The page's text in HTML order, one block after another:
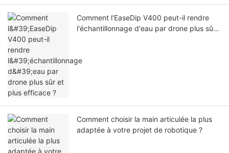
Comment l'EaseDip V400 peut-il rendre
l'échantillonnage d'eau par drone plus sûr
Comment choisir la main articulée la plus
adaptée à votre projet de robotique ?